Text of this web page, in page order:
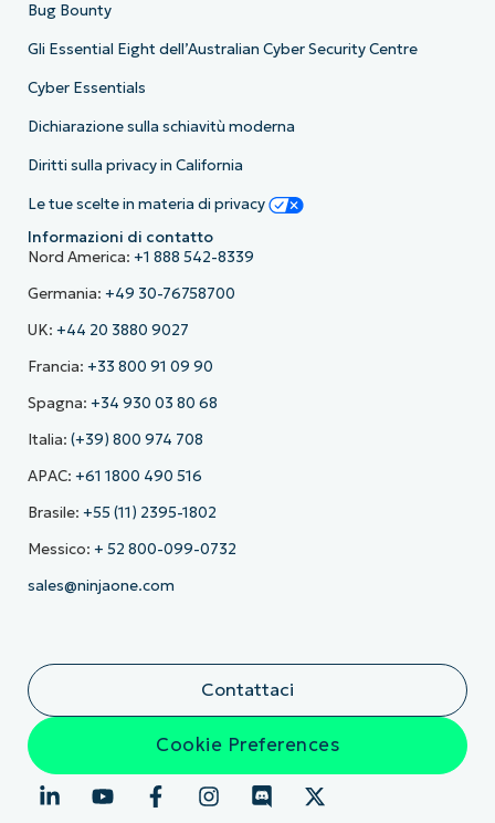
Bug Bounty
Gli Essential Eight dell’Australian Cyber Security Centre
Cyber Essentials
Dichiarazione sulla schiavitù moderna
Diritti sulla privacy in California
Le tue scelte in materia di privacy
Informazioni di contatto
Nord America: +1 888 542-8339
Germania: +49 30-76758700
UK: +44 20 3880 9027
Francia: +33 800 91 09 90
Spagna: +34 930 03 80 68
Italia: (+39) 800 974 708
APAC: +61 1800 490 516
Brasile: +55 (11) 2395-1802
Messico: + 52 800-099-0732
sales@ninjaone.com
Contattaci
Cookie Preferences